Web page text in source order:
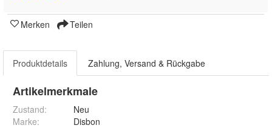
Merken Teilen
Produktdetails Zahlung, Versand & Rückgabe
Artikelmerkmale
Zustand:
Neu
Marke:
Disbon